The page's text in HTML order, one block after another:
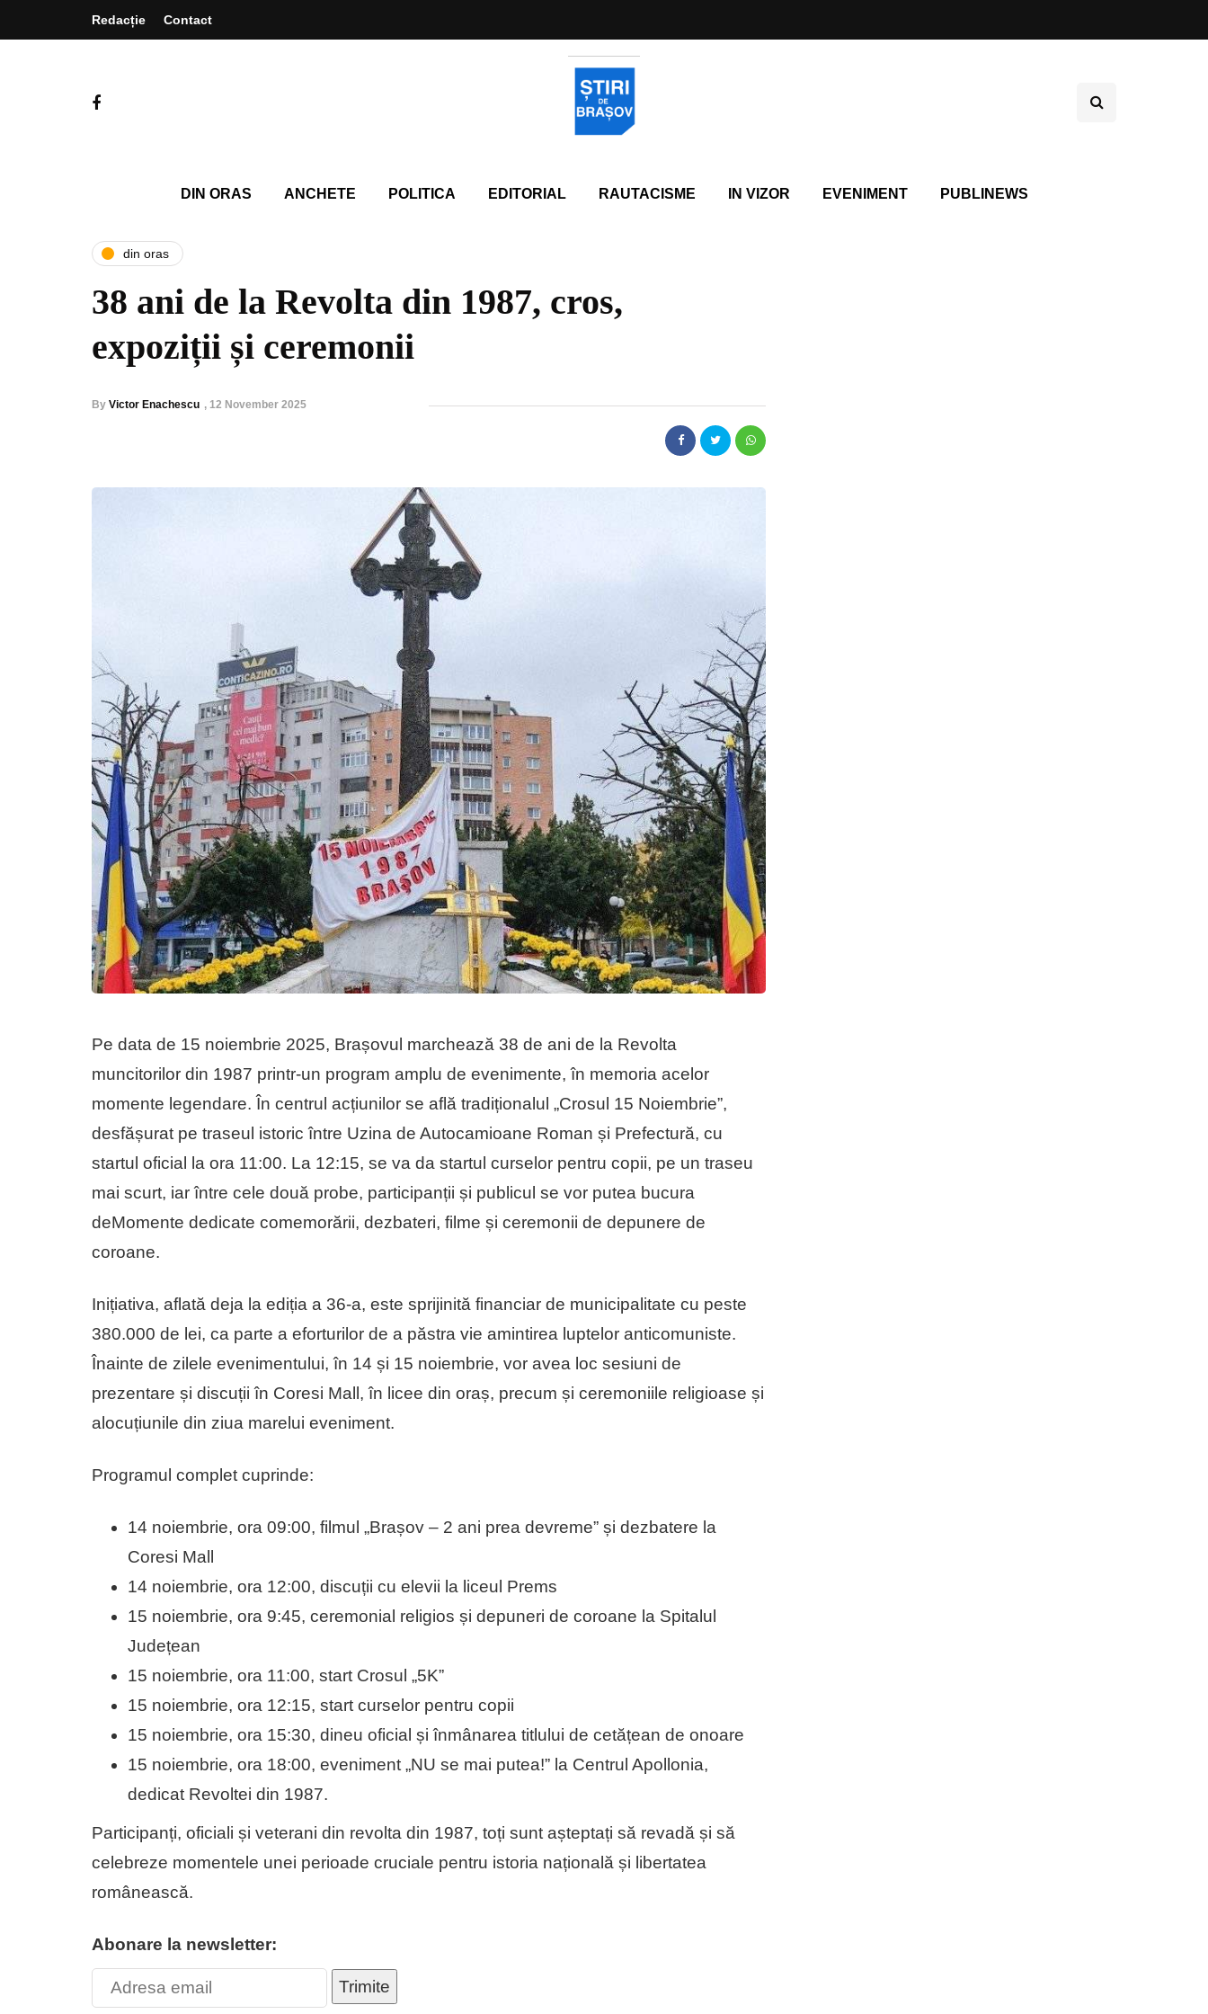
Redacție Contact
DIN ORAS ANCHETE POLITICA EDITORIAL RAUTACISME IN VIZOR EVENIMENT PUBLINEWS
din oras
38 ani de la Revolta din 1987, cros,
expoziții și ceremonii
By Victor Enachescu , 12 November 2025
Pe data de 15 noiembrie 2025, Brașovul marchează 38 de ani de la Revolta
muncitorilor din 1987 printr-un program amplu de evenimente, în memoria acelor
momente legendare. În centrul acțiunilor se află tradiționalul „Crosul 15 Noiembrie”,
desfășurat pe traseul istoric între Uzina de Autocamioane Roman și Prefectură, cu
startul oficial la ora 11:00. La 12:15, se va da startul curselor pentru copii, pe un traseu
mai scurt, iar între cele două probe, participanții și publicul se vor putea bucura
deMomente dedicate comemorării, dezbateri, filme și ceremonii de depunere de
coroane.
Inițiativa, aflată deja la ediția a 36-a, este sprijinită financiar de municipalitate cu peste
380.000 de lei, ca parte a eforturilor de a păstra vie amintirea luptelor anticomuniste.
Înainte de zilele evenimentului, în 14 și 15 noiembrie, vor avea loc sesiuni de
prezentare și discuții în Coresi Mall, în licee din oraș, precum și ceremoniile religioase și
alocuțiunile din ziua marelui eveniment.
Programul complet cuprinde:
14 noiembrie, ora 09:00, filmul „Brașov – 2 ani prea devreme” și dezbatere la
Coresi Mall
14 noiembrie, ora 12:00, discuții cu elevii la liceul Prems
15 noiembrie, ora 9:45, ceremonial religios și depuneri de coroane la Spitalul
Județean
15 noiembrie, ora 11:00, start Crosul „5K”
15 noiembrie, ora 12:15, start curselor pentru copii
15 noiembrie, ora 15:30, dineu oficial și înmânarea titlului de cetățean de onoare
15 noiembrie, ora 18:00, eveniment „NU se mai putea!” la Centrul Apollonia,
dedicat Revoltei din 1987.
Participanți, oficiali și veterani din revolta din 1987, toți sunt așteptați să revadă și să
celebreze momentele unei perioade cruciale pentru istoria națională și libertatea
românească.
Abonare la newsletter:
Trimite